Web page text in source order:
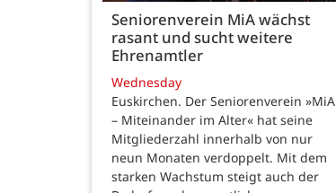
Seniorenverein MiA wächst
rasant und sucht weitere
Ehrenamtler
Wednesday
Euskirchen. Der Seniorenverein »MiA
– Miteinander im Alter« hat seine
Mitgliederzahl innerhalb von nur
neun Monaten verdoppelt. Mit dem
starken Wachstum steigt auch der